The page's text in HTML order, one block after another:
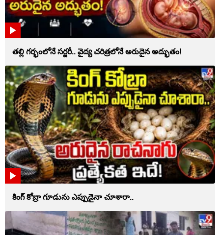
తల్లి గర్భంలోనే సర్జరీ.. వైద్య చరిత్రలోనే అరుదైన అద్భుతం!
కింగ్ కోబ్రా గూడును ఎప్పుడైనా చూశారా..